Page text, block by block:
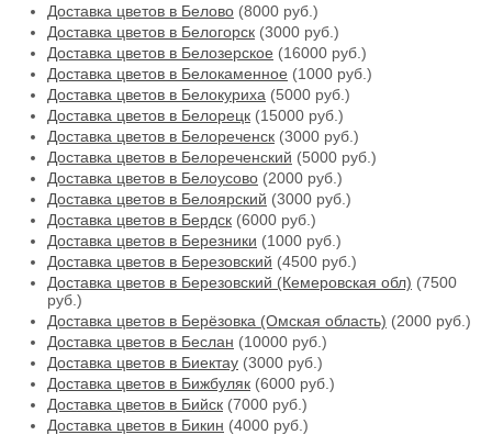
Доставка цветов в Белово (8000 руб.)
Доставка цветов в Белогорск (3000 руб.)
Доставка цветов в Белозерское (16000 руб.)
Доставка цветов в Белокаменное (1000 руб.)
Доставка цветов в Белокуриха (5000 руб.)
Доставка цветов в Белорецк (15000 руб.)
Доставка цветов в Белореченск (3000 руб.)
Доставка цветов в Белореченский (5000 руб.)
Доставка цветов в Белоусово (2000 руб.)
Доставка цветов в Белоярский (3000 руб.)
Доставка цветов в Бердск (6000 руб.)
Доставка цветов в Березники (1000 руб.)
Доставка цветов в Березовский (4500 руб.)
Доставка цветов в Березовский (Кемеровская обл) (7500
руб.)
Доставка цветов в Берёзовка (Омская область) (2000 руб.)
Доставка цветов в Беслан (10000 руб.)
Доставка цветов в Биектау (3000 руб.)
Доставка цветов в Бижбуляк (6000 руб.)
Доставка цветов в Бийск (7000 руб.)
Доставка цветов в Бикин (4000 руб.)